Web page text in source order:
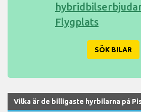
Flygplats
SÖK BILAR
Vilka är de billigaste hyrbilarna på